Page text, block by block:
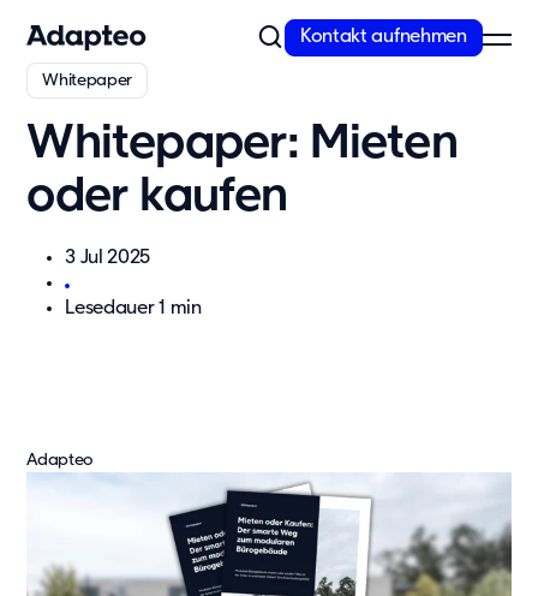
Unser Angebot
Modulare Raumlösungen von Adapteo
Flexible Gebäude von Adapteo bieten Raumlösungen für
maßgeschneiderte Raumkonzepte!
Mehr erfahren
Büro
Wohnunterkünfte
Tagespflege
Kontakt aufnehmen
Whitepaper
Whitepaper: Mieten
oder kaufen
3 Jul 2025
Lesedauer 1 min
Adapteo